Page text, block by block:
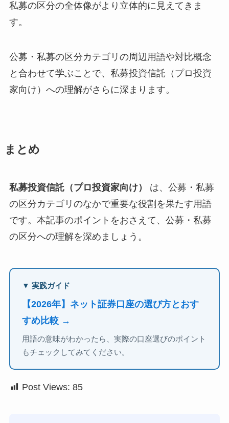
私募の区分の全体像がより立体的に見えてきま
す。
公募・私募の区分カテゴリの周辺用語や対比概念
と合わせて学ぶことで、私募投資信託（プロ投資
家向け）への理解がさらに深まります。
まとめ
私募投資信託（プロ投資家向け）
は、公募・私募
の区分カテゴリのなかで重要な役割を果たす用語
です。本記事のポイントをおさえて、公募・私募
の区分への理解を深めましょう。
▼ 実践ガイド
【2026年】ネット証券口座の選び方とおす
すめ比較 →
用語の意味がわかったら、実際の口座選びのポイント
もチェックしてみてください。
Post Views: 85